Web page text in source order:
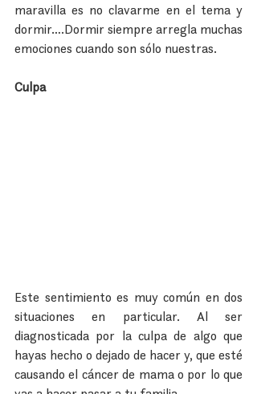
maravilla es no clavarme en el tema y
dormir….Dormir siempre arregla muchas
emociones cuando son sólo nuestras.
Culpa
Este sentimiento es muy común en dos
situaciones en particular. Al ser
diagnosticada por la culpa de algo que
hayas hecho o dejado de hacer y, que esté
causando el cáncer de mama o por lo que